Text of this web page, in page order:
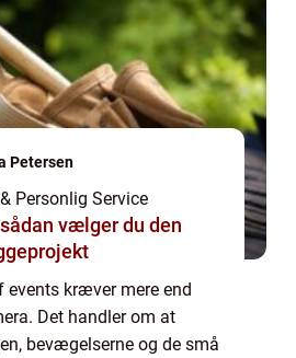
Petersen
Personlig Service
events kræver mere end
Det handler om at
bevægelserne og de små